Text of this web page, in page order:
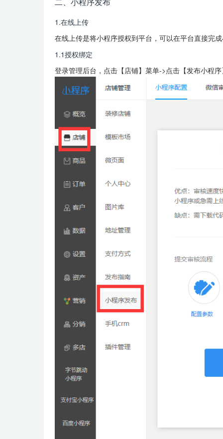
1.在线上传
在线上传是将小程序授权到平台，可以在平台直接完
1.1授权绑定
登录管理后台，点击【店铺】菜单->点击【发布小程